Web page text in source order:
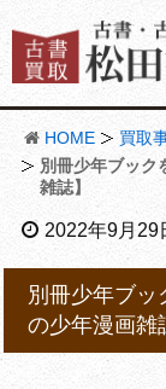
HOME
買取
別冊少年ブック
雑誌】
2022年9月29
別冊少年ブ
の少年漫画雑